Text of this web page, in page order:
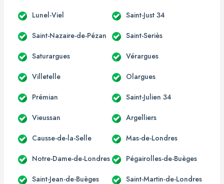
Lunel-Viel Saint-Just 34
Saint-Nazaire-de-Pézan Saint-Seriès
Saturargues Vérargues
Villetelle Olargues
Prémian Saint-Julien 34
Vieussan Argelliers
Causse-de-la-Selle Mas-de-Londres
Notre-Dame-de-Londres Pégairolles-de-Buèges
Saint-Jean-de-Buèges Saint-Martin-de-Londres